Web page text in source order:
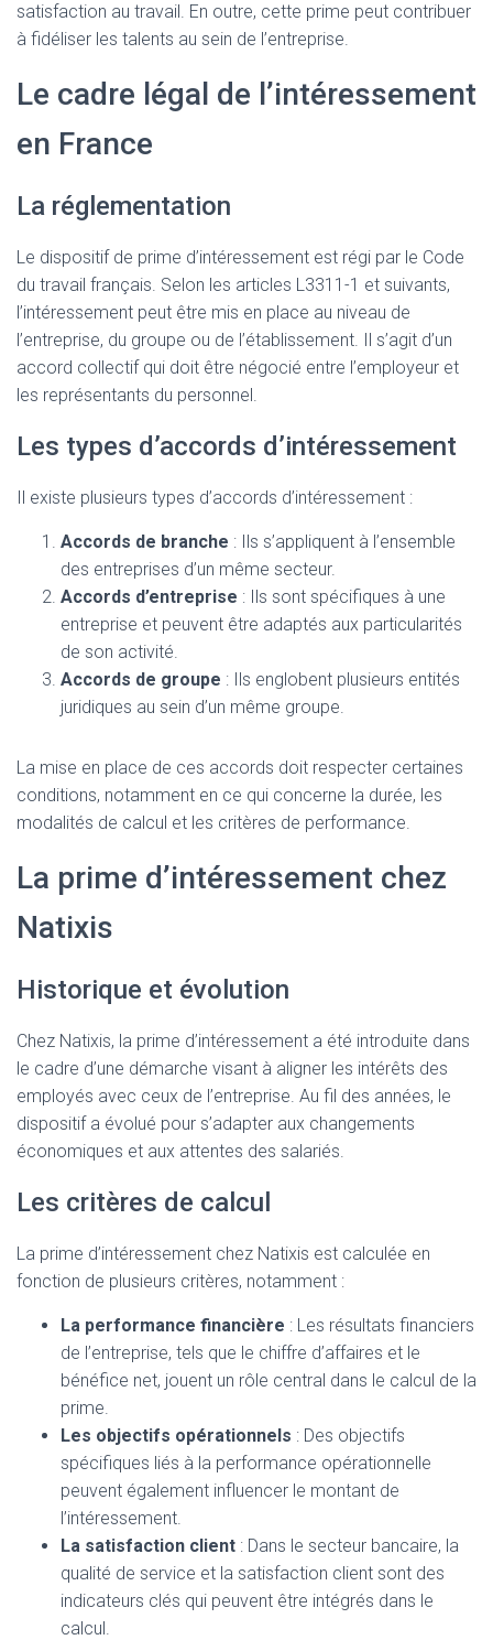
satisfaction au travail. En outre, cette prime peut contribuer
à fidéliser les talents au sein de l’entreprise.
Le cadre légal de l’intéressement
en France
La réglementation
Le dispositif de prime d’intéressement est régi par le Code
du travail français. Selon les articles L3311-1 et suivants,
l’intéressement peut être mis en place au niveau de
l’entreprise, du groupe ou de l’établissement. Il s’agit d’un
accord collectif qui doit être négocié entre l’employeur et
les représentants du personnel.
Les types d’accords d’intéressement
Il existe plusieurs types d’accords d’intéressement :
Accords de branche : Ils s’appliquent à l’ensemble
des entreprises d’un même secteur.
Accords d’entreprise : Ils sont spécifiques à une
entreprise et peuvent être adaptés aux particularités
de son activité.
Accords de groupe : Ils englobent plusieurs entités
juridiques au sein d’un même groupe.
La mise en place de ces accords doit respecter certaines
conditions, notamment en ce qui concerne la durée, les
modalités de calcul et les critères de performance.
La prime d’intéressement chez
Natixis
Historique et évolution
Chez Natixis, la prime d’intéressement a été introduite dans
le cadre d’une démarche visant à aligner les intérêts des
employés avec ceux de l’entreprise. Au fil des années, le
dispositif a évolué pour s’adapter aux changements
économiques et aux attentes des salariés.
Les critères de calcul
La prime d’intéressement chez Natixis est calculée en
fonction de plusieurs critères, notamment :
La performance financière : Les résultats financiers
de l’entreprise, tels que le chiffre d’affaires et le
bénéfice net, jouent un rôle central dans le calcul de la
prime.
Les objectifs opérationnels : Des objectifs
spécifiques liés à la performance opérationnelle
peuvent également influencer le montant de
l’intéressement.
La satisfaction client : Dans le secteur bancaire, la
qualité de service et la satisfaction client sont des
indicateurs clés qui peuvent être intégrés dans le
calcul.